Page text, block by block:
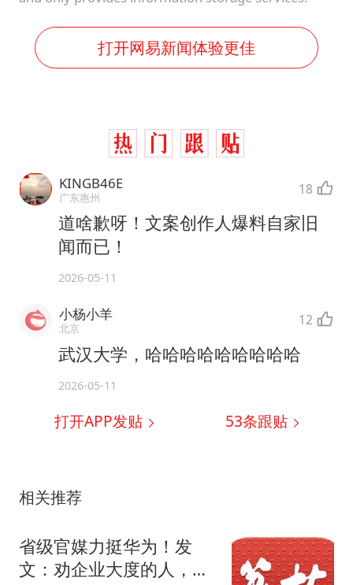
打开网易新闻体验更佳
KINGB46E
广东惠州 18
道啥歉呀！文案创作人爆料自家旧
闻而已！
2026-05-11
小杨小羊
北京 12
武汉大学，哈哈哈哈哈哈哈哈哈
2026-05-11
打开APP发贴 53条跟贴
相关推荐
省级官媒力挺华为！发
文：劝企业大度的人，请